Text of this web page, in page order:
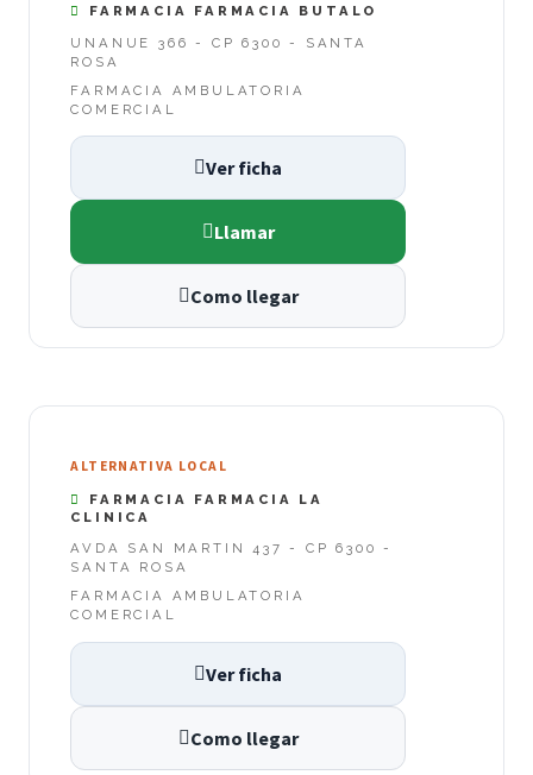
FARMACIA FARMACIA BUTALO
UNANUE 366 - CP 6300 - SANTA
ROSA
FARMACIA AMBULATORIA
COMERCIAL
Ver ficha
Llamar
Como llegar
ALTERNATIVA LOCAL
FARMACIA FARMACIA LA
CLINICA
AVDA SAN MARTIN 437 - CP 6300 -
SANTA ROSA
FARMACIA AMBULATORIA
COMERCIAL
Ver ficha
Como llegar